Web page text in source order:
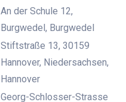
An der Schule 12,
Burgwedel, Burgwedel
Stiftstraße 13, 30159
Hannover, Niedersachsen,
Hannover
Georg-Schlosser-Strasse